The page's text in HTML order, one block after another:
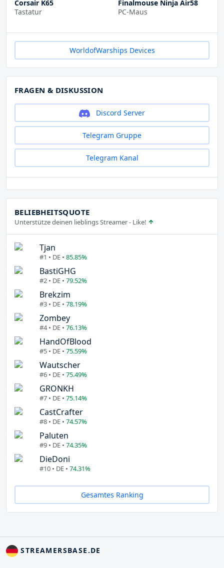
Corsair K65
Tastatur
Finalmouse Ninja Air58
PC-Maus
WorldofWarships Devices
FRAGEN & DISKUSSION
Discord Server
Telegram Gruppe
Telegram Kanal
BELIEBHEITSQUOTE
Unterstütze deinen lieblings Streamer - Like!
Tjan
#1 • DE • 85.85%
BastiGHG
#2 • DE • 79.52%
Brekzim
#3 • DE • 78.19%
Zombey
#4 • DE • 76.13%
HandOfBlood
#5 • DE • 75.59%
Wautscher
#6 • DE • 75.49%
GRONKH
#7 • DE • 75.14%
CastCrafter
#8 • DE • 74.57%
Paluten
#9 • DE • 74.35%
DieDoni
#10 • DE • 74.31%
Gesamtes Ranking
STREAMERSBASE.DE